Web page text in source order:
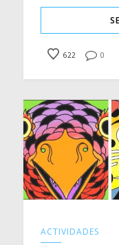
622 0
ACTIVIDADES